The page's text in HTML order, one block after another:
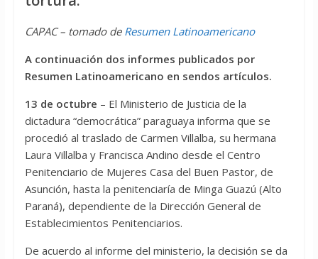
CAPAC – tomado de Resumen Latinoamericano
A continuación dos informes publicados por
Resumen Latinoamericano en sendos artículos.
13 de octubre – El Ministerio de Justicia de la
dictadura “democrática” paraguaya informa que se
procedió al traslado de Carmen Villalba, su hermana
Laura Villalba y Francisca Andino desde el Centro
Penitenciario de Mujeres Casa del Buen Pastor, de
Asunción, hasta la penitenciaría de Minga Guazú (Alto
Paraná), dependiente de la Dirección General de
Establecimientos Penitenciarios.
De acuerdo al informe del ministerio, la decisión se da